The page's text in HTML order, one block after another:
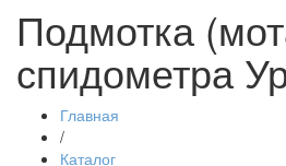
Подмотка
спидометра
Главная
/
Каталог